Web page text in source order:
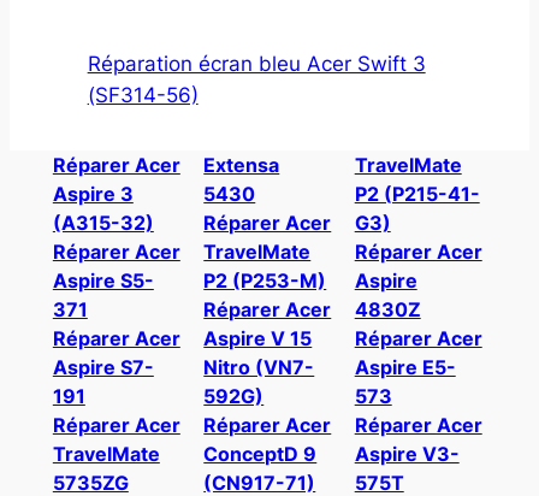
Réparation écran bleu Acer Swift 3
(SF314-56)
Réparer Acer
Aspire 3
(A315-32)
Réparer Acer
Aspire S5-
371
Réparer Acer
Aspire S7-
191
Réparer Acer
TravelMate
5735ZG
Extensa
5430
Réparer Acer
TravelMate
P2 (P253-M)
Réparer Acer
Aspire V 15
Nitro (VN7-
592G)
Réparer Acer
ConceptD 9
(CN917-71)
TravelMate
P2 (P215-41-
G3)
Réparer Acer
Aspire
4830Z
Réparer Acer
Aspire E5-
573
Réparer Acer
Aspire V3-
575T